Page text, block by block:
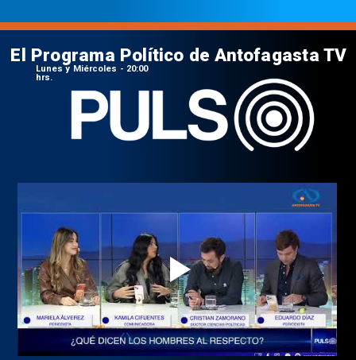
El Programa Político de Antofagasta TV
Lunes y Miércoles - 20:00
hrs.